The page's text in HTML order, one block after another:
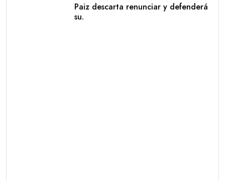
Paiz descarta renunciar y defenderá
su.